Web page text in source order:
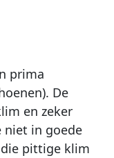
prima
De
en zeker
niet in goede
pittige klim